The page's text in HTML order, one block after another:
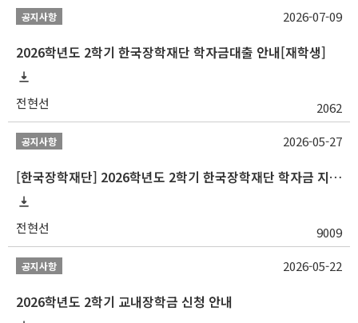
공지사항
2026학년도 2학기 한국장학재단 학자금대출 안내[재학생]
전현선 2062
2026-07-09
공지사항
[한국장학재단] 2026학년도 2학기 한국장학재단 학자금 지원구간 산정 신청 안내
전현선 9009
2026-05-27
공지사항
2026학년도 2학기 교내장학금 신청 안내
2026-05-22